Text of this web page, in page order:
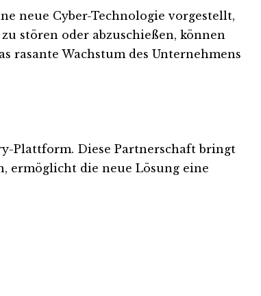
neue Cyber-Technologie vorgestellt,
stören oder abzuschießen, können
rasante Wachstum des Unternehmens
Plattform. Diese Partnerschaft bringt
ermöglicht die neue Lösung eine